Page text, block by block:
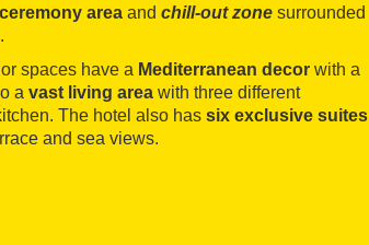
ceremony area and chill-out zone surrounded
spaces have a Mediterranean decor with a
a vast living area with three different
The hotel also has six exclusive suites
and sea views.